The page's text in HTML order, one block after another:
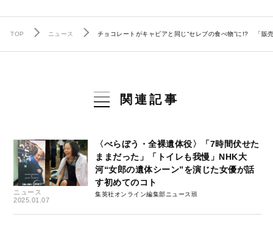
TOP ニュース チョコレートがキャビアと同じ“セレブの食べ物”に!? 「販
関連記事
ニュース
2025.01.07
〈べらぼう・全裸遺体役〉「7時間伏せた
ままだった」「トイレも我慢」NHK大
河“女郎の遺体シーン”を演じた女優が話
す初めてのコト
集英社オンライン編集部ニュース班